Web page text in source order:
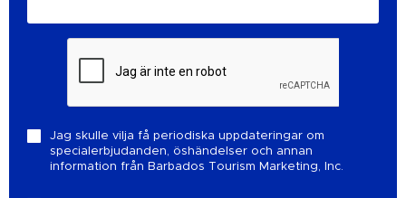
Jag skulle vilja få periodiska uppdateringar om
specialerbjudanden, öshändelser och annan
information från Barbados Tourism Marketing, Inc.